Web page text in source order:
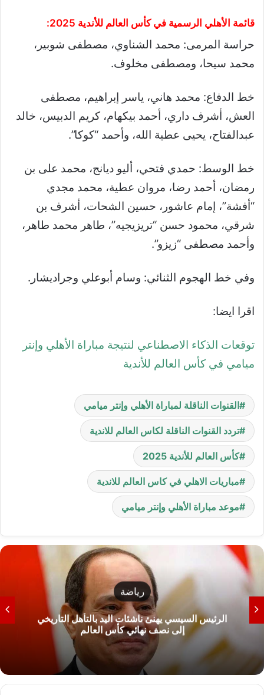
قائمة الأهلي الرسمية في كأس العالم للأندية 2025:
حراسة المرمى: محمد الشناوي، مصطفى شوبير،
محمد سيحا، ومصطفى مخلوف.
خط الدفاع: محمد هاني، ياسر إبراهيم، مصطفى
العش، أشرف داري، أحمد بيكهام، كريم الدبيس، خالد
عبدالفتاح، يحيى عطية الله، وأحمد “كوكا”.
خط الوسط: حمدي فتحي، أليو ديانج، محمد على بن
رمضان، أحمد رضا، مروان عطية، محمد مجدي
“أفشة”، إمام عاشور، حسين الشحات، أشرف بن
شرقي، محمود حسن “تريزيجيه”، طاهر محمد طاهر،
وأحمد مصطفى “زيزو”.
وفي خط الهجوم الثنائي: وسام أبوعلي وجراديشار.
اقرا ايضا:
توقعات الذكاء الاصطناعي لنتيجة مباراة الأهلي وإنتر
ميامي في كأس العالم للأندية
القنوات الناقلة لمباراة الأهلي وإنتر ميامي
تردد القنوات الناقلة لكاس العالم للاندية
كأس العالم للأندية 2025
مباريات الاهلي في كاس العالم للاندية
موعد مباراة الأهلي وإنتر ميامي
رياضة
الرئيس السيسي يهنئ ناشئات اليد بالتأهل التاريخي
إلى نصف نهائي كأس العالم